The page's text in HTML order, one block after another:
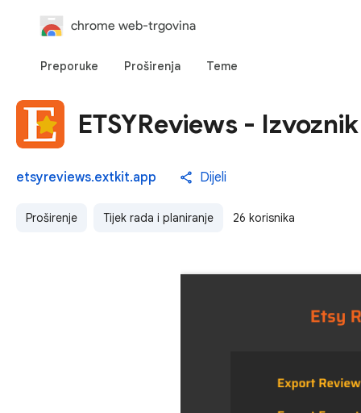
chrome web-trgovina
Preporuke Proširenja Teme
ETSYReviews -
etsyreviews.extkit.app Dijeli
Proširenje Tijek rada i planiranje 26 korisnika